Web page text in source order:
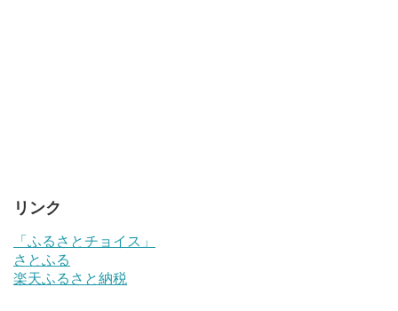
リンク
「ふるさとチョイス」
さとふる
楽天ふるさと納税